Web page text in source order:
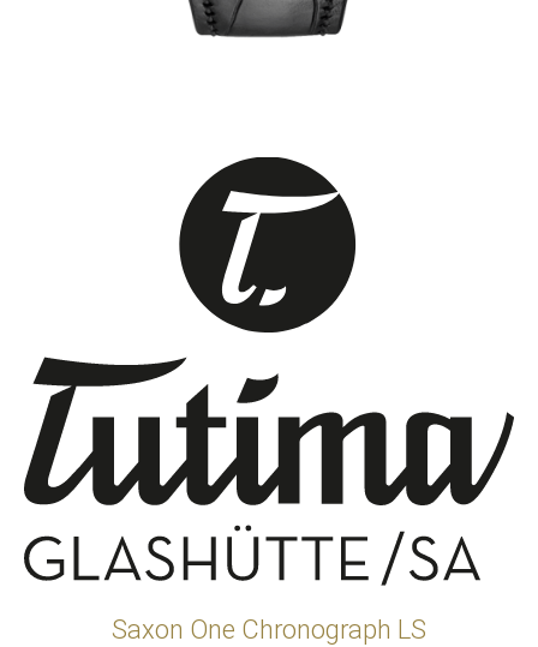
Saxon One Chronograph LS